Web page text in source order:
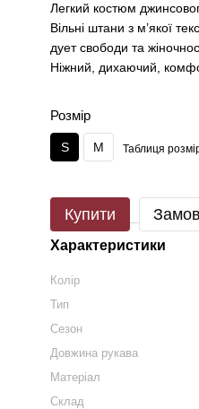
Легкий костюм
Вільні штани з м’якої
дует свободи та
Ніжний, дихаючий,
Розмір
S M Таблиця
Купити
Характеристики
Колір
Тип
Сезон
Довжина рукава
Матеріал
Склад